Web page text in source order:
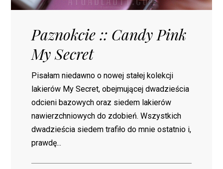
Paznokcie :: Candy Pink
My Secret
Pisałam niedawno o nowej stałej kolekcji
lakierów My Secret, obejmującej dwadzieścia
odcieni bazowych oraz siedem lakierów
nawierzchniowych do zdobień. Wszystkich
dwadzieścia siedem trafiło do mnie ostatnio i,
prawdę...